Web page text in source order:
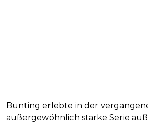
Bunting erlebte in der
außergewöhnlich starke Serie